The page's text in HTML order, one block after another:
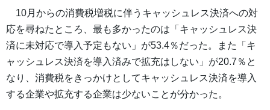
10月からの消費税増税に伴うキャッシュレス決済への対
応を尋ねたところ、最も多かったのは「キャッシュレス決
済に未対応で導入予定もない」が53.4％だった。また「キ
ャッシュレス決済を導入済みで拡充はしない」が20.7％と
なり、消費税をきっかけとしてキャッシュレス決済を導入
する企業や拡充する企業は少ないことが分かった。